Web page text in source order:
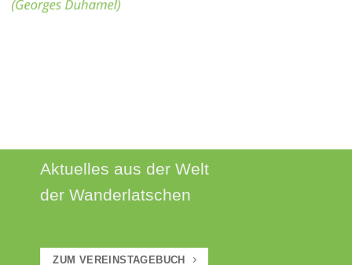
Aktuelles aus der Welt
der Wanderlatschen
ZUM VEREINSTAGEBUCH